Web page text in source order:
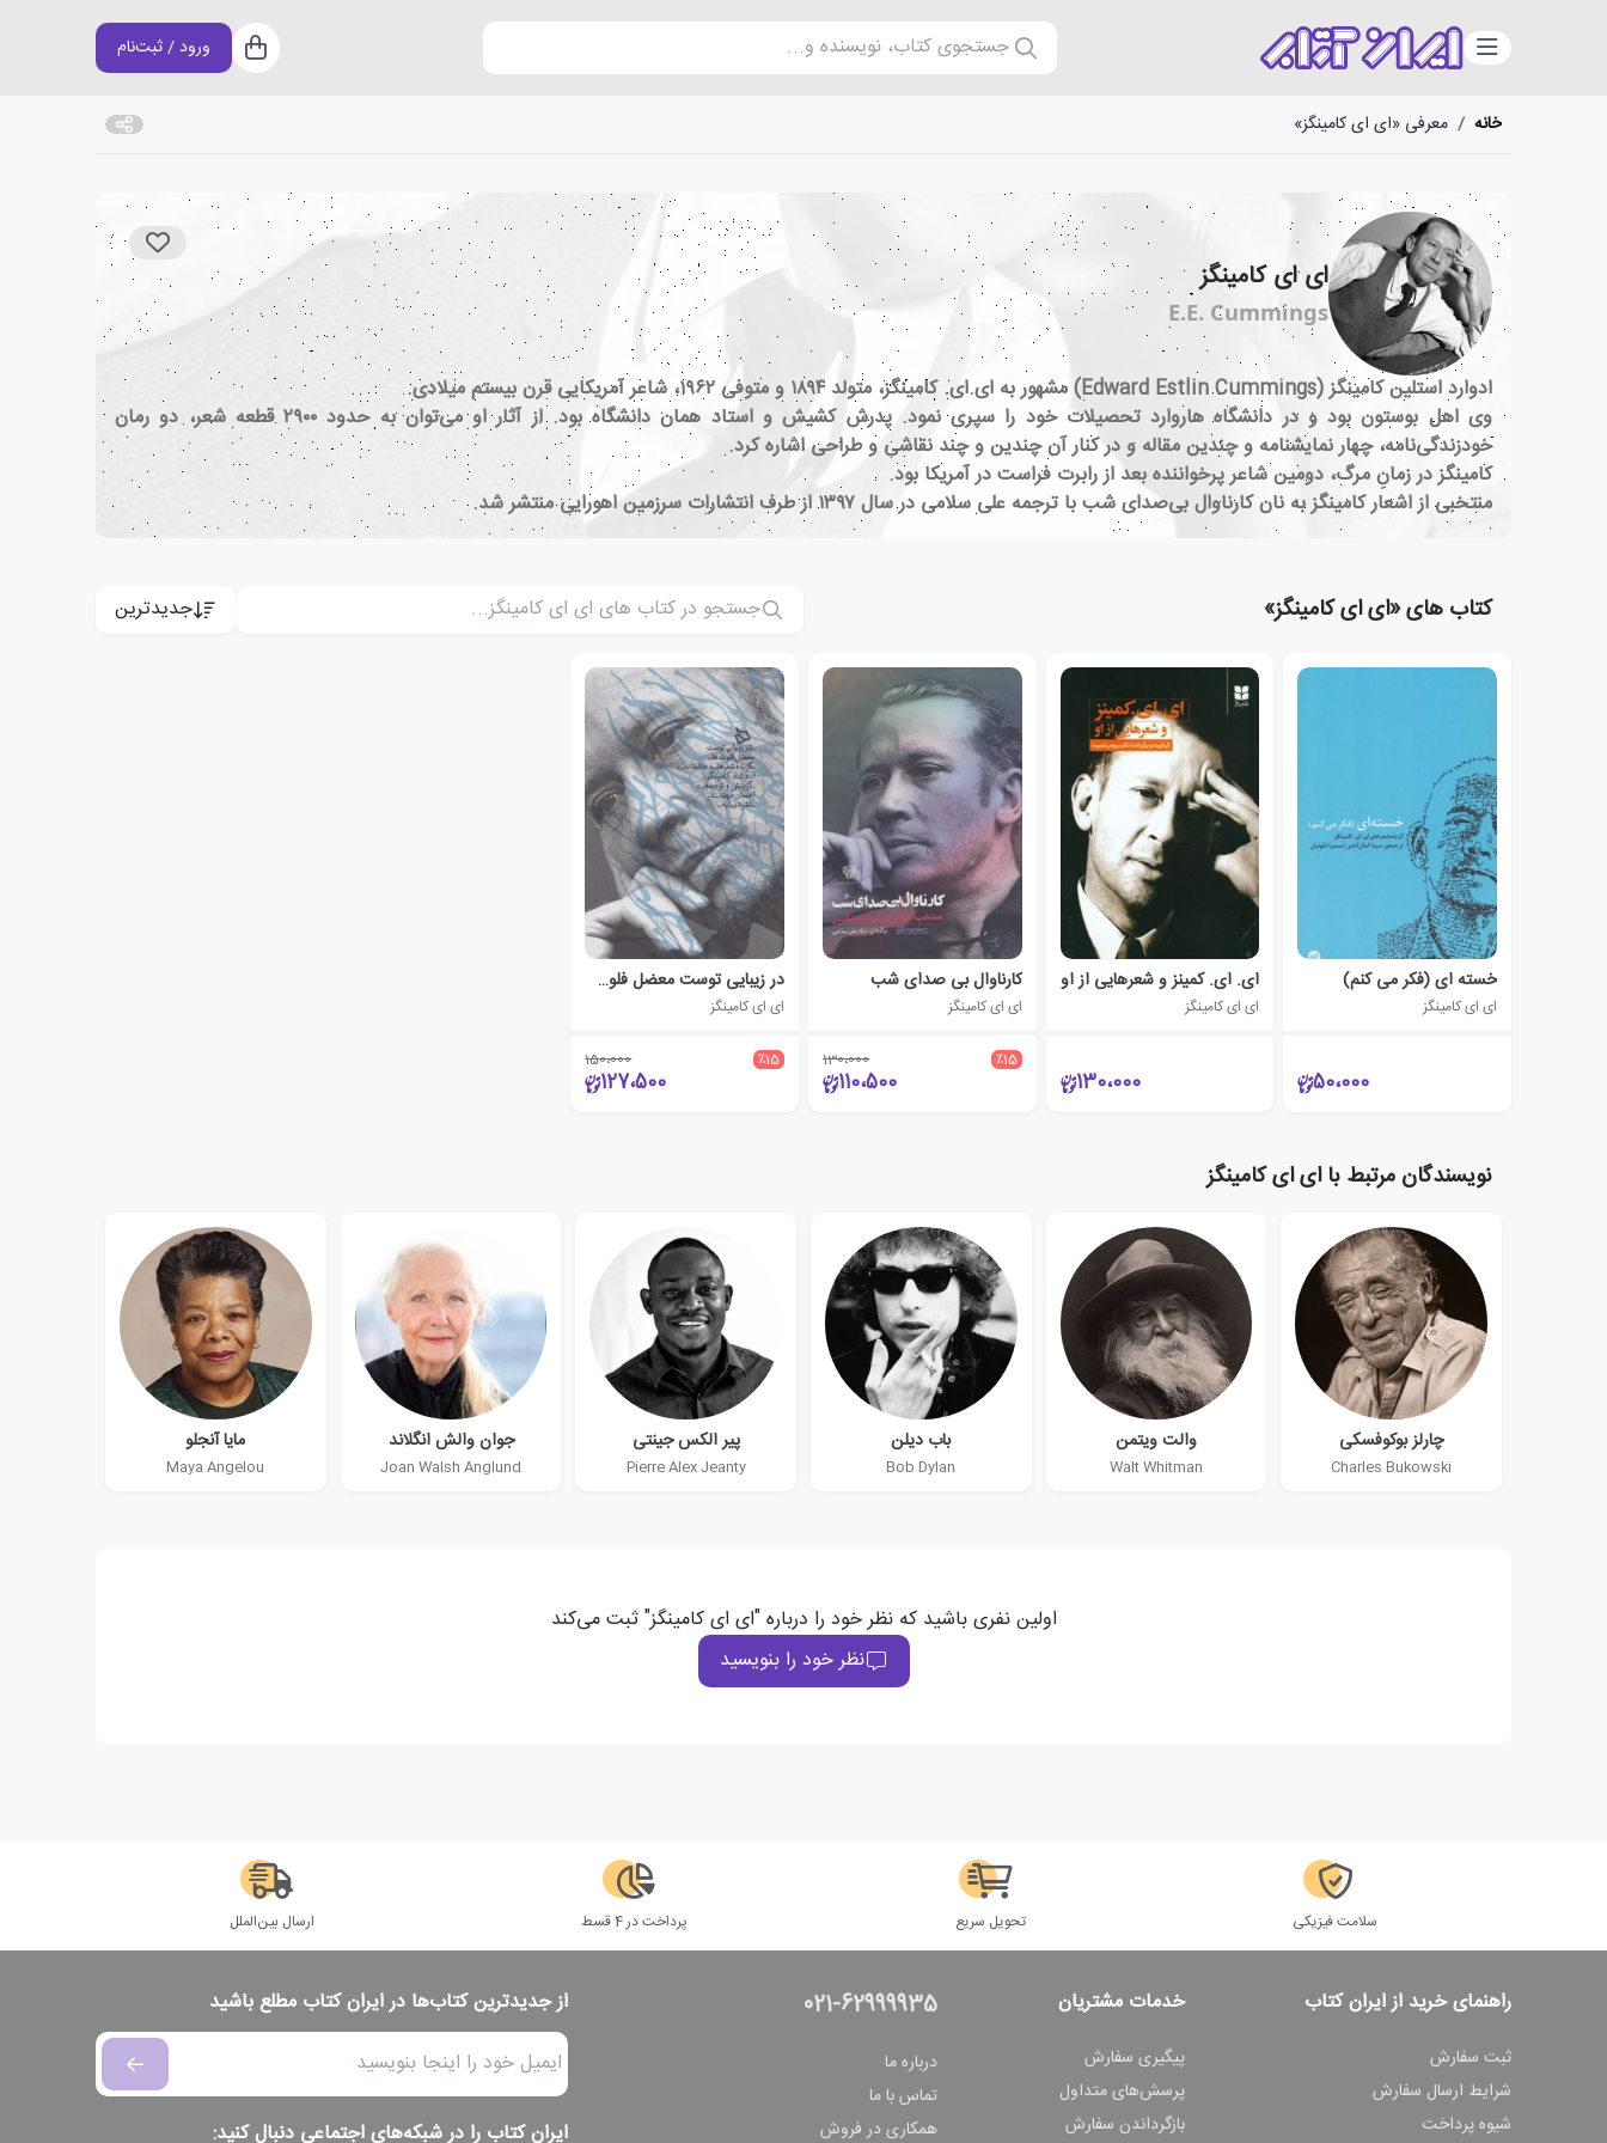
دسته‌بندی جستجوی کتاب، نویسنده و... سبد خرید
ورود / ثبت‌نام
خانه / معرفی «ای ای کامینگز»
ای ای کامینگز
E.E. Cummings
ادوارد استلین کامینگز (Edward Estlin Cummings) مشهور به ای.ای. کامینگز، متولد ۱۸۹۴ و متوفی ۱۹۶۲، شاعر آمریکایی قرن بیستم میلادی.
وی اهل بوستون بود و در دانشگاه هاروارد تحصیلات خود را سپری نمود. پدرش کشیش و استاد همان دانشگاه بود. از آثار او می‌توان به حدود ۲۹۰۰ قطعه شعر، دو رمان
خودزندگی‌نامه، چهار نمایشنامه و چندین مقاله و در کنار آن چندین و چند نقاشی و طراحی اشاره کرد.
کامینگز در زمانِ مرگ، دومین شاعر پرخواننده بعد از رابرت فراست در آمریکا بود.
منتخبی از اشعار کامینگز به نان کارناوال بی‌صدای شب با ترجمه علی سلامی در سال ۱۳۹۷ از طرف انتشارات سرزمین اهورایی منتشر شد.
کتاب های «ای ای کامینگز» جدیدترین
خسته ای (فکر می کنم)
ای ای کامینگز
50،000
ای. ای. کمینز و شعرهایی از او
ای ای کامینگز
130،000
کارناوال بی صدای شب
ای ای کامینگز
٪15 130،000
110،500
در زیبایی توست معضل فلوت ها
ای ای کامینگز
٪15 150،000
127،500
نویسندگان مرتبط با ای ای کامینگز
چارلز بوکوفسکی
Charles Bukowski
والت ویتمن
Walt Whitman
باب دیلن
Bob Dylan
پیر الکس جینتی
Pierre Alex Jeanty
جوان والش انگلاند
Joan Walsh Anglund
مایا آنجلو
Maya Angelou
اولین نفری باشید که نظر خود را درباره "ای ای کامینگز" ثبت می‌کند
نظر خود را بنویسید
سلامت فیزیکی تحویل سریع پرداخت در 4 قسط ارسال بین‌الملل
راهنمای خرید از ایران کتاب
ثبت سفارش
شرایط ارسال سفارش
شیوه پرداخت
خدمات مشتریان
پیگیری سفارش
پرسش‌های متداول
بازگرداندن سفارش
021-62999935
درباره ما
تماس با ما
همکاری در فروش
از جدیدترین کتاب‌ها در ایران کتاب مطلع باشید
ایران کتاب را در شبکه‌های اجتماعی دنبال کنید: